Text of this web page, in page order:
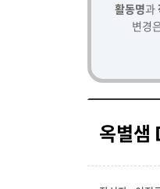
활동명과
변경
옥별샘